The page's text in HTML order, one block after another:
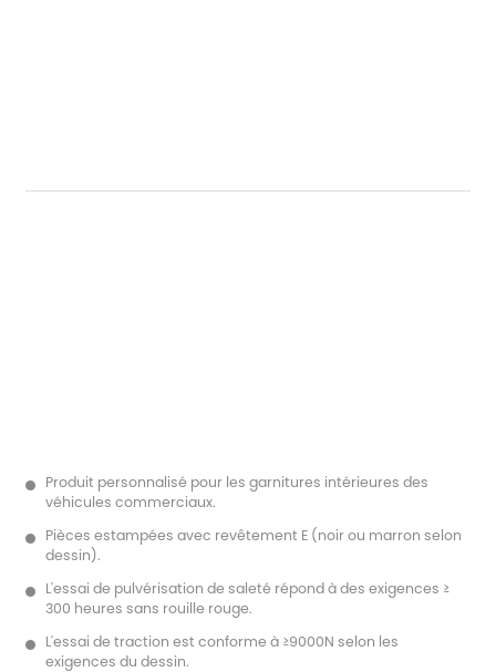
Produit personnalisé pour les garnitures intérieures des
véhicules commerciaux.
Pièces estampées avec revêtement E (noir ou marron selon
dessin).
L'essai de pulvérisation de saleté répond à des exigences ≥
300 heures sans rouille rouge.
L'essai de traction est conforme à ≥9000N selon les
exigences du dessin.